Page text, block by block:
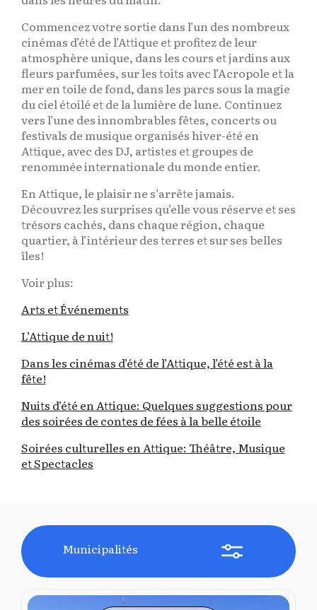
Commencez votre sortie dans l’un des nombreux
cinémas d’été de l’Attique et profitez de leur
atmosphère unique, dans les cours et jardins aux
fleurs parfumées, sur les toits avec l’Acropole et la
mer en toile de fond, dans les parcs sous la magie
du ciel étoilé et de la lumière de lune. Continuez
vers l’une des innombrables fêtes, concerts ou
festivals de musique organisés hiver-été en
Attique, avec des DJ, artistes et groupes de
renommée internationale du monde entier.
En Attique, le plaisir ne s’arrête jamais.
Découvrez les surprises qu’elle vous réserve et ses
trésors cachés, dans chaque région, chaque
quartier, à l’intérieur des terres et sur ses belles
îles!
Voir plus:
Arts et Événements
L’Attique de nuit!
Dans les cinémas d’été de l’Attique, l’été est à la
fête!
Nuits d’été en Attique: Quelques suggestions pour
des soirées de contes de fées à la belle étoile
Soirées culturelles en Attique: Théâtre, Musique
et Spectacles
Municipalités